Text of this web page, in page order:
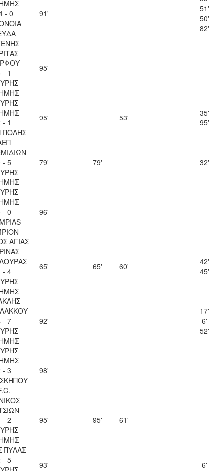
- 0
91'
51'
50'
82'
- 1
95'
- 1
ΠΟΛΗΣ
95' 53'
35'
95'
- 5
79' 79' 32'
- 0
96'
ΑΓΙΑΣ
- 4
65' 65' 60'
42'
45'
- 7
92'
17'
6'
52'
- 3
98'
- 2
95' 95' 61'
ΠΥΛΑΣ
- 5
93' 6'